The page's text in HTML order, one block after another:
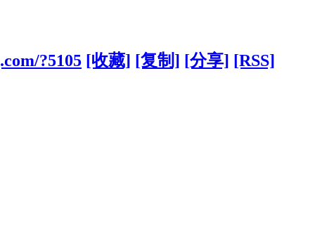
?5105 [收藏] [复制] [分享] [RSS]